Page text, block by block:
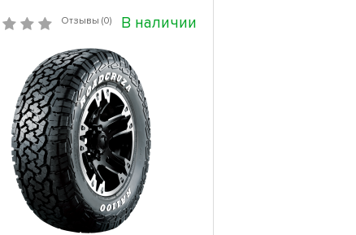
Отзывы (0) В наличии